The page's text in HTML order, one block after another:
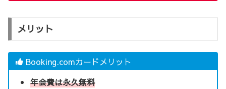
メリット
Booking.comカードメリット
年会費は永久無料